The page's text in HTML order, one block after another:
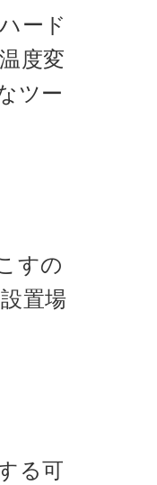
ード
度変
ツー
すの
置場
る可